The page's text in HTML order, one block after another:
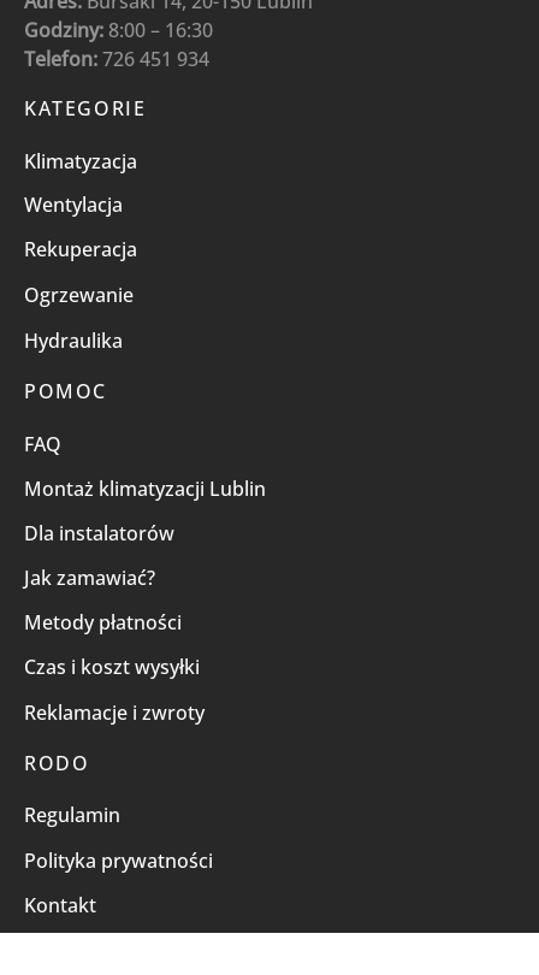
Godziny: 8:00 – 16:30
Telefon:726 451 934
KATEGORIE
Klimatyzacja
Wentylacja
Rekuperacja
Ogrzewanie
Hydraulika
POMOC
FAQ
Montaż klimatyzacji Lublin
Dla instalatorów
Jak zamawiać?
Metody płatności
Czas i koszt wysyłki
Reklamacje i zwroty
RODO
Regulamin
Polityka prywatności
Kontakt